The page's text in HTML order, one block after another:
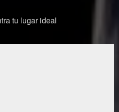
tu lugar ideal